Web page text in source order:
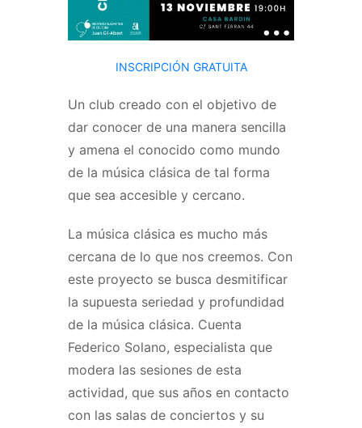
INSCRIPCIÓN GRATUITA
Un club creado con el objetivo de
dar conocer de una manera sencilla
y amena el conocido como mundo
de la música clásica de tal forma
que sea accesible y cercano.
La música clásica es mucho más
cercana de lo que nos creemos. Con
este proyecto se busca desmitificar
la supuesta seriedad y profundidad
de la música clásica. Cuenta
Federico Solano, especialista que
modera las sesiones de esta
actividad, que sus años en contacto
con las salas de conciertos y su